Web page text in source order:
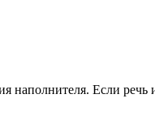
наполнителя. Если